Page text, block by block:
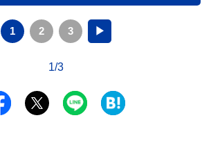
1 2 3 ▶
1/3